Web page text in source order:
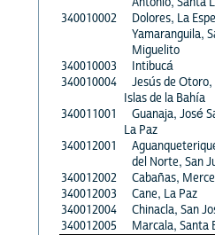
340010002
Dolores, La
Yamaranguila,
Miguelito
340010003
Intibucá
340010004
Jesús de
Islas de la Bahía
340011001
Guanaja, José
La Paz
340012001
del Norte, San
340012002
Cabañas,
340012003
Cane, La Paz
340012004
Chinacla, San
340012005
Marcala, Santa